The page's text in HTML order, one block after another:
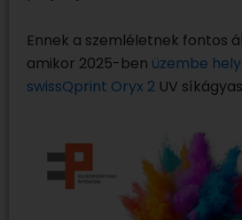
Ennek a szemléletnek fontos
amikor 2025-ben üzembe
swissQprint Oryx 2 UV